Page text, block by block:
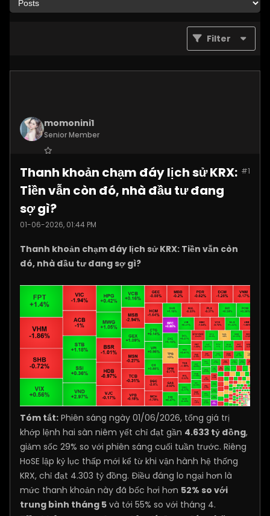
Filter
momonini1
Senior Member
Posts:5399 #1
Thanh khoản chạm đáy lịch sử KRX:
Tiền vẫn còn đó, nhà đầu tư đang
sợ gì?
01-06-2026, 01:44 PM
Thanh khoản chạm đáy lịch sử KRX: Tiền vẫn còn
đó, nhà đầu tư đang sợ gì?
Tóm tắt: Phiên sáng ngày 01/06/2026, tổng giá trị
khớp lệnh hai sàn niêm yết chỉ đạt gần 4.633 tỷ đồng,
giảm sốc 29% so với phiên sáng cuối tuần trước. Riêng
HoSE lập kỷ lục thấp mới kể từ khi vận hành hệ thống
KRX, chỉ đạt 4.303 tỷ đồng. Điều đáng lo ngại hơn là
mức thanh khoản này đã bốc hơi hơn 52% so với
trung bình tháng 5 và tới 55% so với tháng 4.